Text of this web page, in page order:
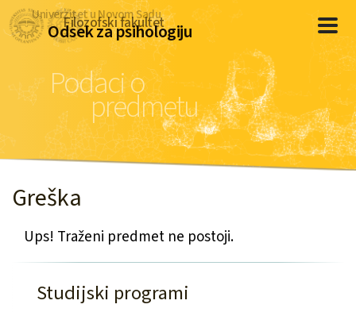
Podaci o
predmetu
Univerzitet u Novom Sadu
Filozofski fakultet
Odsek za psihologiju
Greška
Ups! Traženi predmet ne postoji.
Studijski programi